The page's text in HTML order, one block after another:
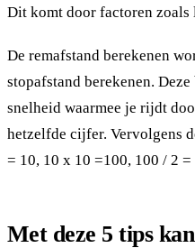
Dit komt door factoren
De remafstand berekenen
stopafstand berekenen.
snelheid waarmee je rijdt
hetzelfde cijfer. Vervolgens
= 10, 10 x 10 =100, 100 / 2 =
Met deze 5 tips